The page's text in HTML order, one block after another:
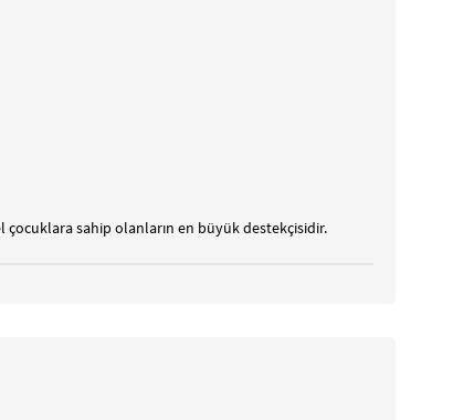
sahip olanların en büyük destekçisidir.